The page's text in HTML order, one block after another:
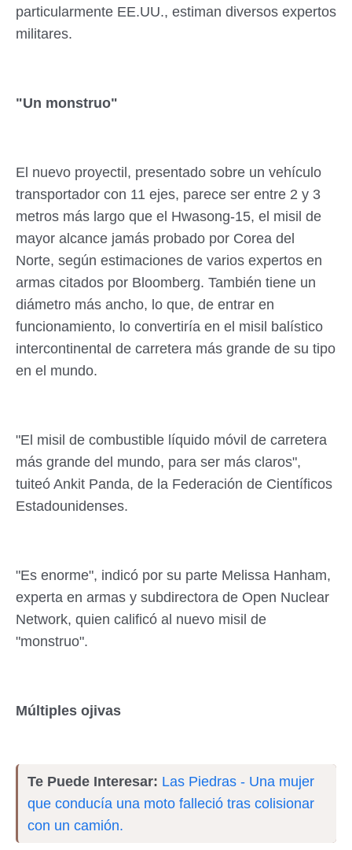
particularmente EE.UU., estiman diversos expertos
militares.
"Un monstruo"
El nuevo proyectil, presentado sobre un vehículo
transportador con 11 ejes, parece ser entre 2 y 3
metros más largo que el Hwasong-15, el misil de
mayor alcance jamás probado por Corea del
Norte, según estimaciones de varios expertos en
armas citados por Bloomberg. También tiene un
diámetro más ancho, lo que, de entrar en
funcionamiento, lo convertiría en el misil balístico
intercontinental de carretera más grande de su tipo
en el mundo.
"El misil de combustible líquido móvil de carretera
más grande del mundo, para ser más claros",
tuiteó Ankit Panda, de la Federación de Científicos
Estadounidenses.
"Es enorme", indicó por su parte Melissa Hanham,
experta en armas y subdirectora de Open Nuclear
Network, quien calificó al nuevo misil de
"monstruo".
Múltiples ojivas
Te Puede Interesar: Las Piedras - Una mujer
que conducía una moto falleció tras colisionar
con un camión.